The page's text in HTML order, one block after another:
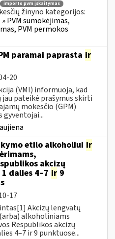
importo pvm įskaitymas
žinyno kategorijos:
PVM sumokėjimas,
PVM permokos
paramai paprasta ir
20
(VMI) informuoja, kad
pateikė prašymus skirti
mokesčio (GPM)
gyventojai...
etilo alkoholiui ir
akcizų
dalies 4–7 ir 9
17
Akcizų lengvatų
alkoholiniams
Respublikos akcizų
4–7 ir 9 punktuose...